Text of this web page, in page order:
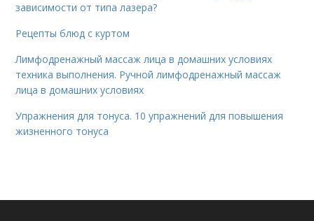
зависимости от типа лазера?
Рецепты блюд с куртом
Лимфодренажный массаж лица в домашних условиях
техника выполнения. Ручной лимфодренажный массаж
лица в домашних условиях
Упражнения для тонуса. 10 упражнений для повышения
жизненного тонуса